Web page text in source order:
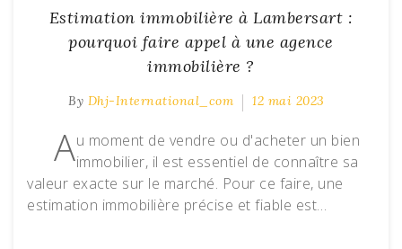
Estimation immobilière à Lambersart :
pourquoi faire appel à une agence
immobilière ?
By Dhj-International_com 12 mai 2023
Au moment de vendre ou d'acheter un bien
immobilier, il est essentiel de connaître sa
valeur exacte sur le marché. Pour ce faire, une
estimation immobilière précise et fiable est…